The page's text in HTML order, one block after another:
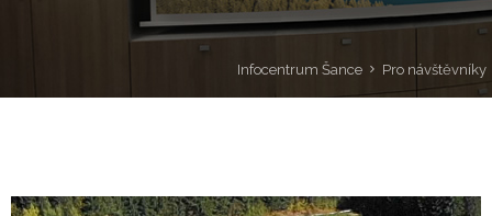
Infocentrum Šance Pro návštěvníky